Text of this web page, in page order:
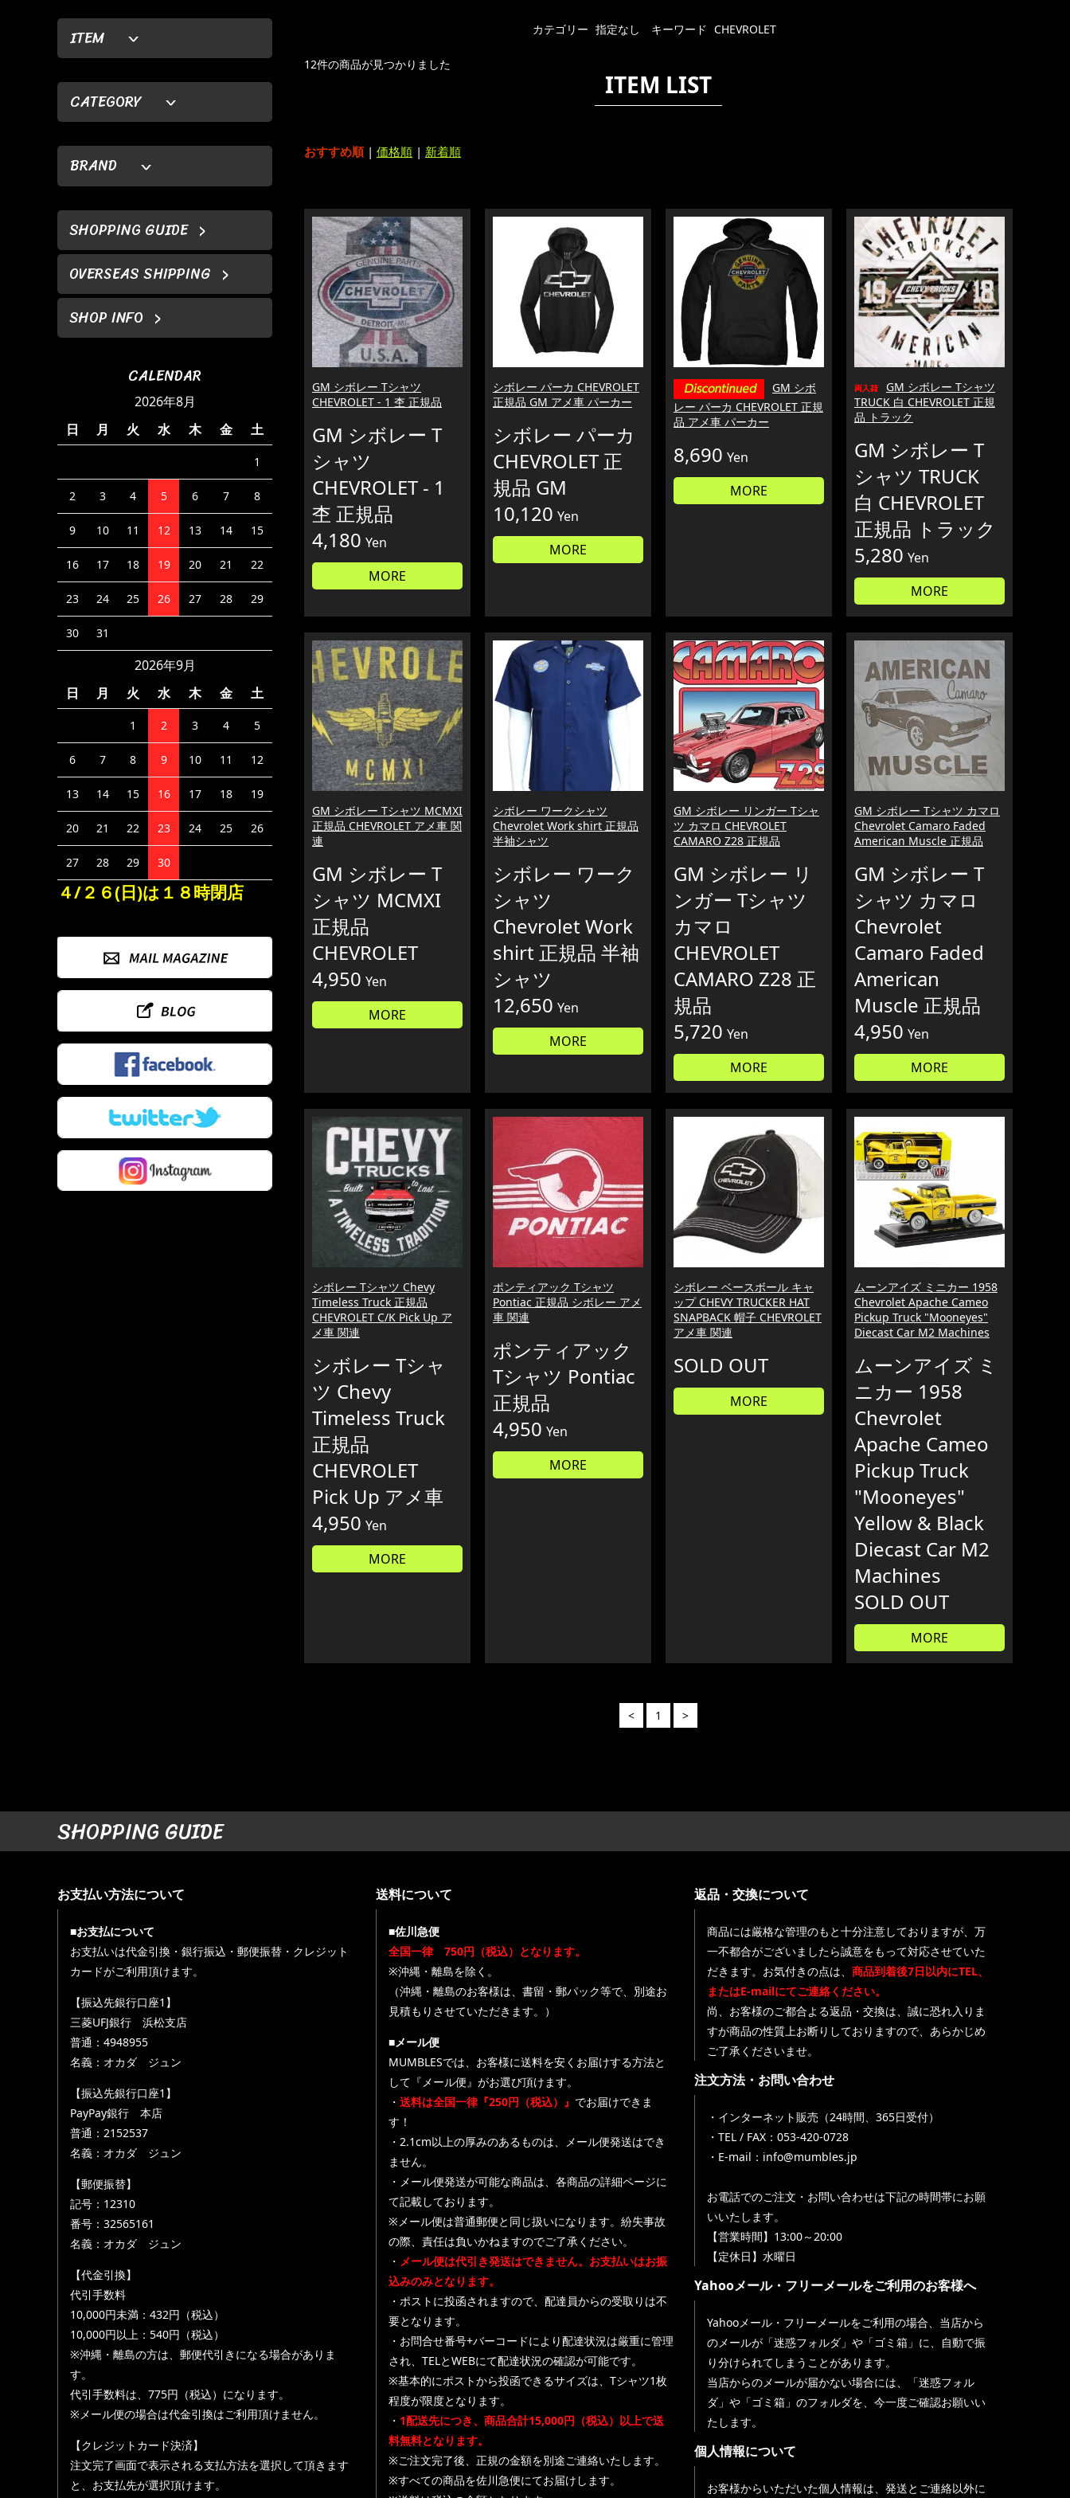
ITEM
CATEGORY
BRAND
SHOPPING GUIDE
OVERSEAS SHIPPING
SHOP INFO
CALENDAR
2026年8月
日
月 火 水 木 金 土
1
2 3 4 5 6 7 8
9 10 11 12 13 14 15
16 17 18 19 20 21 22
23 24 25 26 27 28 29
30 31
2026年9月
日
月 火 水 木 金 土
1 2 3 4 5
6 7 8 9 10 11 12
13 14 15 16 17 18 19
20 21 22 23 24 25 26
27 28 29 30
４/２６(日)は１８時閉店
カテゴリー 指定なし キーワード CHEVROLET
12件の商品が見つかりました
ITEM LIST
おすすめ順| 価格順 | 新着順
GM シボレー Tシャツ
CHEVROLET - 1 杢 正規品
GM シボレー T
シャツ
CHEVROLET - 1
杢 正規品
4,180 Yen
MORE
シボレー パーカ CHEVROLET
正規品 GM アメ車 パーカー
シボレー パーカ
CHEVROLET 正
規品 GM
10,120 Yen
MORE
GM シボ
レー パーカ CHEVROLET 正規
品 アメ車 パーカー
8,690 Yen
MORE
GM シボレー Tシャツ
TRUCK 白 CHEVROLET 正規
品 トラック
GM シボレー T
シャツ TRUCK
白 CHEVROLET
正規品 トラック
5,280 Yen
MORE
GM シボレー Tシャツ MCMXI
正規品 CHEVROLET アメ車 関
連
GM シボレー T
シャツ MCMXI
正規品
CHEVROLET
4,950 Yen
MORE
シボレー ワークシャツ
Chevrolet Work shirt 正規品
半袖シャツ
シボレー ワーク
シャツ
Chevrolet Work
shirt 正規品 半袖
シャツ
12,650 Yen
MORE
GM シボレー リンガー Tシャ
ツ カマロ CHEVROLET
CAMARO Z28 正規品
GM シボレー リ
ンガー Tシャツ
カマロ
CHEVROLET
CAMARO Z28 正
規品
5,720 Yen
MORE
GM シボレー Tシャツ カマロ
Chevrolet Camaro Faded
American Muscle 正規品
GM シボレー T
シャツ カマロ
Chevrolet
Camaro Faded
American
Muscle 正規品
4,950 Yen
MORE
シボレー Tシャツ Chevy
Timeless Truck 正規品
CHEVROLET C/K Pick Up ア
メ車 関連
シボレー Tシャ
ツ Chevy
Timeless Truck
正規品
CHEVROLET
Pick Up アメ車
4,950 Yen
MORE
ポンティアック Tシャツ
Pontiac 正規品 シボレー アメ
車 関連
ポンティアック
Tシャツ Pontiac
正規品
4,950 Yen
MORE
シボレー ベースボール キャ
ップ CHEVY TRUCKER HAT
SNAPBACK 帽子 CHEVROLET
アメ車 関連
SOLD OUT
MORE
ムーンアイズ ミニカー 1958
Chevrolet Apache Cameo
Pickup Truck "Mooneyes"
Diecast Car M2 Machines
ムーンアイズ ミ
ニカー 1958
Chevrolet
Apache Cameo
Pickup Truck
"Mooneyes"
Yellow & Black
Diecast Car M2
Machines
SOLD OUT
MORE
< 1 >
SHOPPING GUIDE
お支払い方法について
■お支払について
お支払いは代金引換・銀行振込・郵便振替・クレジット
カードがご利用頂けます。
【振込先銀行口座1】
三菱UFJ銀行 浜松支店
普通：4948955
名義：オカダ ジュン
【振込先銀行口座1】
PayPay銀行 本店
普通：2152537
名義：オカダ ジュン
【郵便振替】
記号：12310
番号：32565161
名義：オカダ ジュン
【代金引換】
代引手数料
10,000円未満：432円（税込）
10,000円以上：540円（税込）
※沖縄・離島の方は、郵便代引きになる場合がありま
す。
代引手数料は、775円（税込）になります。
※メール便の場合は代金引換はご利用頂けません。
【クレジットカード決済】
注文完了画面で表示される支払方法を選択して頂きます
と、お支払先が選択頂けます。
送料について
■佐川急便
全国一律 750円（税込）となります。
※沖縄・離島を除く。
（沖縄・離島のお客様は、書留・郵パック等で、別途お
見積もりさせていただきます。）
■メール便
MUMBLESでは、お客様に送料を安くお届けする方法と
して『メール便』がお選び頂けます。
・ 送料は全国一律『250円（税込）』 でお届けできま
す！
・2.1cm以上の厚みのあるものは、メール便発送はでき
ません。
・メール便発送が可能な商品は、各商品の詳細ページに
て記載しております。
※メール便は普通郵便と同じ扱いになります。紛失事故
の際、責任は負いかねますのでご了承ください。
・ メール便は代引き発送はできません。お支払いはお振
込みのみとなります。
・ポストに投函されますので、配達員からの受取りは不
要となります。
・お問合せ番号+バーコードにより配達状況は厳重に管理
され、TELとWEBにて配達状況の確認が可能です。
※基本的にポストから投函できるサイズは、Tシャツ1枚
程度が限度となります。
・ 1配送先につき、商品合計15,000円（税込）以上で送
料無料となります。
※ご注文完了後、正規の金額を別途ご連絡いたします。
※すべての商品を佐川急便にてお届けします。
返品・交換について
商品には厳格な管理のもと十分注意しておりますが、万
一不都合がございましたら誠意をもって対応させていた
だきます。お気付きの点は、 商品到着後7日以内にTEL、
またはE-mailにてご連絡ください。
尚、お客様のご都合よる返品・交換は、誠に恐れ入りま
すが商品の性質上お断りしておりますので、あらかじめ
ご了承くださいませ。
注文方法・お問い合わせ
・インターネット販売（24時間、365日受付）
・TEL / FAX：053-420-0728
・E-mail：info@mumbles.jp
お電話でのご注文・お問い合わせは下記の時間帯にお願
いいたします。
【営業時間】13:00～20:00
【定休日】水曜日
Yahooメール・フリーメールをご利用のお客様へ
Yahooメール・フリーメールをご利用の場合、当店から
のメールが「迷惑フォルダ」や「ゴミ箱」に、自動で振
り分けられてしまうことがあります。
当店からのメールが届かない場合には、「迷惑フォル
ダ」や「ゴミ箱」のフォルダを、今一度ご確認お願いい
たします。
個人情報について
お客様からいただいた個人情報は、発送とご連絡以外に